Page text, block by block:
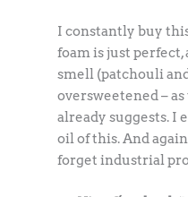
I constantly buy
foam is just
smell (patchouli
oversweetened –
already suggests. I
oil of this. And
forget industrial